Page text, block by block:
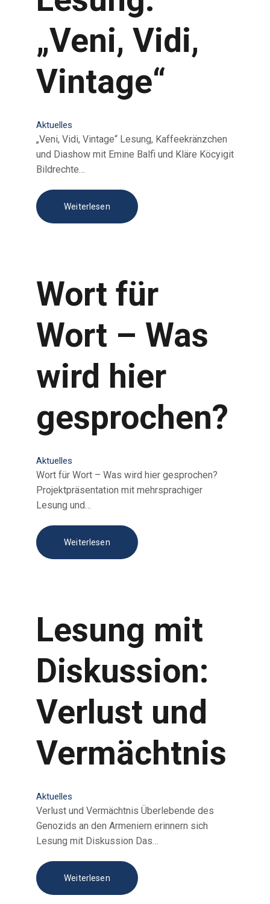
„Veni, Vidi,
Vintage“
Aktuelles
„Veni, Vidi, Vintage“ Lesung, Kaffeekränzchen
und Diashow mit Emine Balfi und Kläre Köcyigit
Bildrechte…
Weiterlesen
Wort für
Wort – Was
wird hier
gesprochen?
Aktuelles
Wort für Wort – Was wird hier gesprochen?
Projektpräsentation mit mehrsprachiger
Lesung und…
Weiterlesen
Lesung mit
Diskussion:
Verlust und
Vermächtnis
Aktuelles
Verlust und Vermächtnis Überlebende des
Genozids an den Armeniern erinnern sich
Lesung mit Diskussion Das…
Weiterlesen